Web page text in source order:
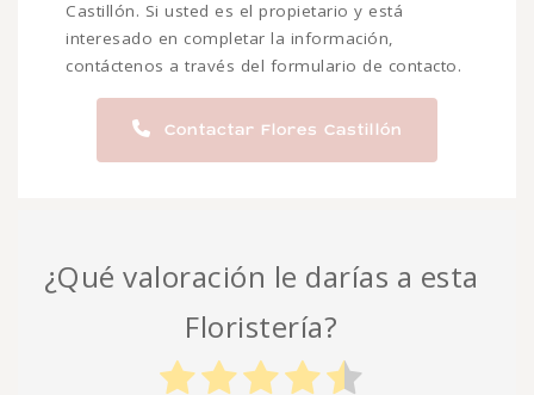
Castillón. Si usted es el propietario y está
interesado en completar la información,
contáctenos a través del formulario de contacto.
Contactar Flores Castillón
¿Qué valoración le darías a esta
Floristería?